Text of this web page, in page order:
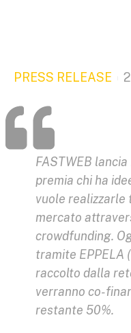
PRESS RELEASE
FASTWEB
premia chi ha
vuole realizzarle
mercato
crowdfunding.
tramite EPPELA
raccolto dalla
verranno co-
restante 50%.